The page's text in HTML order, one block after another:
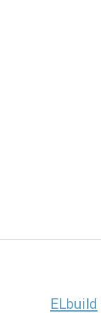
ELbuild